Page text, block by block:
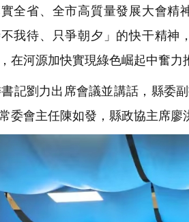
全省、全市高質量發展大會精
我待、只爭朝夕」的快干精神
在河源加快實現綠色崛起中奮力
記劉力出席會議並講話，縣委
委會主任陳如發，縣政協主席廖